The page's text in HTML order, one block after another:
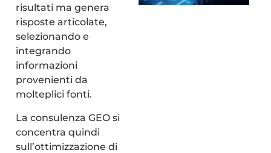
risultati ma genera
risposte articolate,
selezionando e
integrando
informazioni
provenienti da
molteplici fonti.
La consulenza GEO si
concentra quindi
sull’ottimizzazione di